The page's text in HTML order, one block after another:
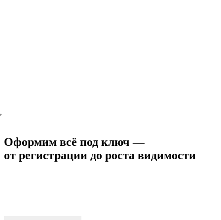
Оформим всё под ключ —
от регистрации до роста видимости